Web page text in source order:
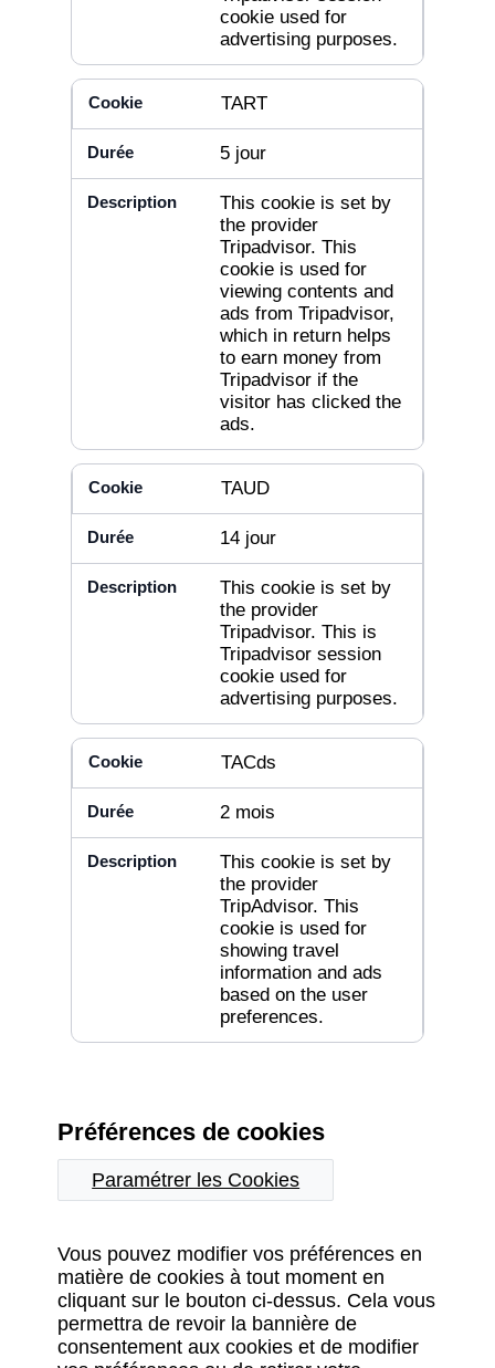
cookie used for
advertising purposes.
TART
5 jour
This cookie is set by
the provider
Tripadvisor. This
cookie is used for
viewing contents and
ads from Tripadvisor,
which in return helps
to earn money from
Tripadvisor if the
visitor has clicked the
ads.
TAUD
14 jour
This cookie is set by
the provider
Tripadvisor. This is
Tripadvisor session
cookie used for
advertising purposes.
TACds
2 mois
This cookie is set by
the provider
TripAdvisor. This
cookie is used for
showing travel
information and ads
based on the user
preferences.
Préférences de cookies
Paramétrer les Cookies
Vous pouvez modifier vos préférences en
matière de cookies à tout moment en
cliquant sur le bouton ci-dessus. Cela vous
permettra de revoir la bannière de
consentement aux cookies et de modifier